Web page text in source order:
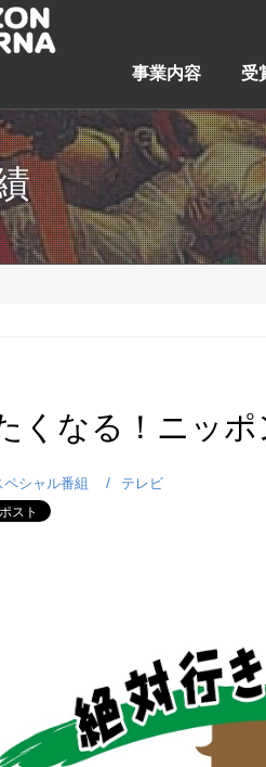
事業内容 受
くなる！ニッポ
ペシャル番組 テレビ